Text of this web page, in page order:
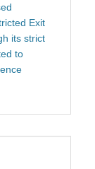
Exit
its strict
to